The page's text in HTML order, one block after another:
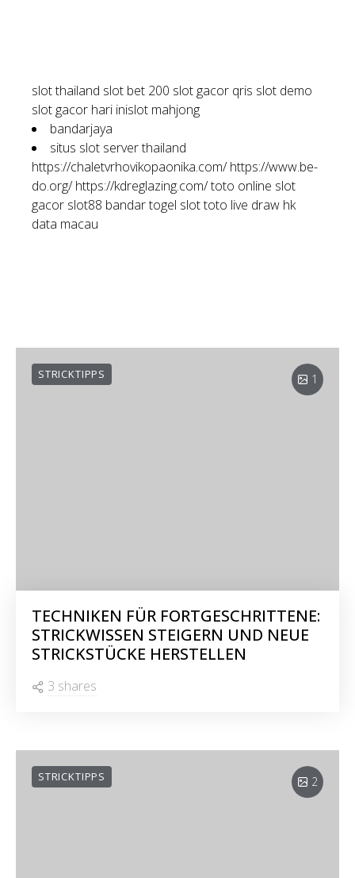
slot thailand slot bet 200 slot gacor qris slot demo
slot gacor hari inislot mahjong
bandarjaya
situs slot server thailand
https://chaletvrhovikopaonika.com/ https://www.be-
do.org/ https://kdreglazing.com/toto online slot
gacor slot88 bandar togel slot toto live draw hk
data macau
1
STRICKTIPPS
TECHNIKEN FÜR FORTGESCHRITTENE:
STRICKWISSEN STEIGERN UND NEUE
STRICKSTÜCKE HERSTELLEN
3 shares
2
STRICKTIPPS